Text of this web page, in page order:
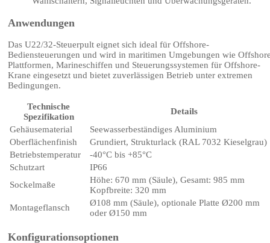
Anwendungen
Das U22/32-Steuerpult eignet sich ideal für Offshore-
Bediensteuerungen und wird in maritimen Umgebungen wie
Plattformen, Marineschiffen und Steuerungssystemen für Offshore-
Krane eingesetzt und bietet zuverlässigen Betrieb unter extremen
Bedingungen.
Technische
Spezifikation
Details
Gehäusematerial
Seewasserbeständiges Aluminium
Oberflächenfinish
Grundiert, Strukturlack (RAL 7032 Kieselgrau)
Betriebstemperatur
-40°C bis +85°C
Schutzart
IP66
Sockelmaße
Höhe: 670 mm (Säule), Gesamt: 985 mm
Kopfbreite: 320 mm
Montageflansch
Ø108 mm (Säule), optionale Platte Ø200 mm
oder Ø150 mm
Konfigurationsoptionen